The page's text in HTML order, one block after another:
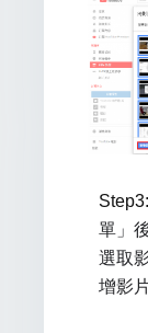
單」
選取
增影片